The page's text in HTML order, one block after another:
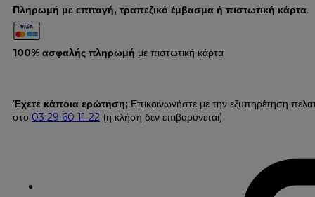
Πληρωμή με επιταγή, τραπεζικό έμβασμα ή πιστωτική κάρτα.
100% ασφαλής πληρωμή με πιστωτική κάρτα
Έχετε κάποια ερώτηση; Επικοινωνήστε με την εξυπηρέτηση
στο 03 29 60 11 22 (η κλήση δεν επιβαρύνεται)